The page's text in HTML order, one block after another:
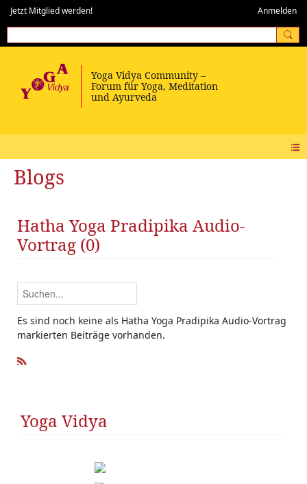
Jetzt Mitglied werden! Anmelden
Blogs
Hatha Yoga Pradipika Audio-
Vortrag (0)
Es sind noch keine als Hatha Yoga Pradipika Audio-Vortrag
markierten Beiträge vorhanden.
Yoga Vidya